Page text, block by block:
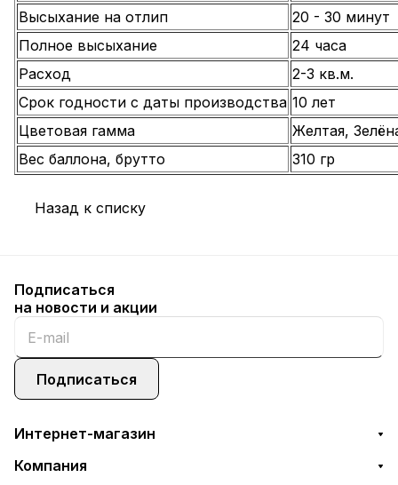
Высыхание на отлип
20 - 30 минут
Полное высыхание
24 часа
Расход
2-3 кв.м.
Срок годности с даты производства 10 лет
Цветовая гамма
Желтая,
Вес баллона, брутто
310 гр
Назад к списку
Подписаться
на новости и акции
Подписаться
Интернет-магазин
Компания